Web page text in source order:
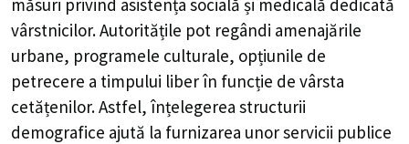
măsuri privind asistența socială și medicală dedicată
vârstnicilor. Autoritățile pot regândi amenajările
urbane, programele culturale, opțiunile de
petrecere a timpului liber în funcție de vârsta
cetățenilor. Astfel, înțelegerea structurii
demografice ajută la furnizarea unor servicii publice